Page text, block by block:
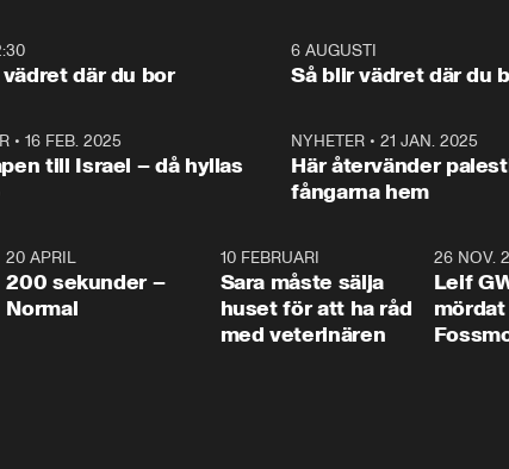
och Makten.
– Vi
vara med
1:06
där du bor
6 AUGUSTI
Så blir vädret där du
• 16 FEB. 2025
till Israel – då hyllas
NYHETER •21 JAN. 2025
Här återvänder
fångarna hem
20 APRIL
200 sekunder –
Normal
10 FEBRUARI
Sara måste sälja
huset för att ha råd
med veterinären
26 NOV.
Leif